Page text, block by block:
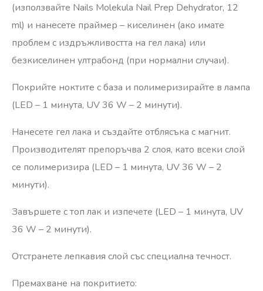
(използвайте Nails Molekula Nail Prep Dehydrator, 12
ml) и нанесете праймер – киселинен (ако имате
проблем с издръжливостта на гел лака) или
безкиселинен ултрабонд (при нормални случаи).
Покрийте ноктите с база и полимеризирайте в лампа
(LED – 1 минута, UV 36 W – 2 минути).
Нанесете гел лака и създайте отблясъка с магнит.
Производителят препоръчва 2 слоя, като всеки слой
се полимеризира (LED – 1 минута, UV 36 W – 2
минути).
Завършете с топ лак и изпечете (LED – 1 минута, UV
36 W – 2 минути).
Отстранете лепкавия слой със специална течност.
Премахване на покритието: